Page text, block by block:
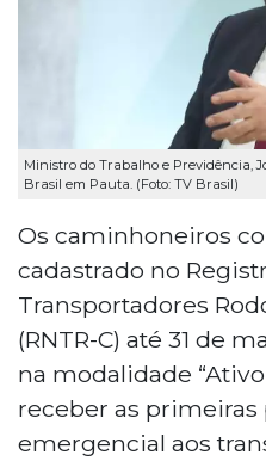
Ministro do Trabalho e Previdência,
Brasil em Pauta. (Foto: TV Brasil)
Os caminhoneiros
cadastrado no
Transportadores
(RNTR-C) até 31 de
na modalidade
receber as
emergencial aos